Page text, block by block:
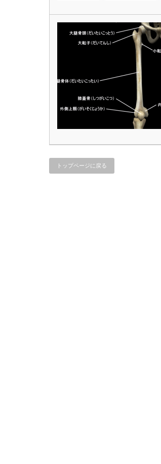
トップページに戻る